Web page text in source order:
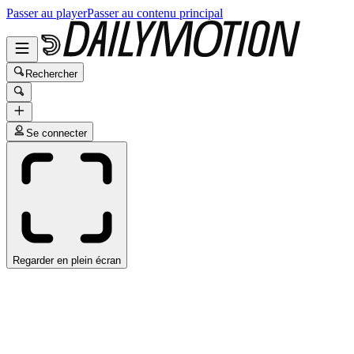
Passer au playerPasser au contenu principal
Rechercher
Se connecter
Regarder en plein écran